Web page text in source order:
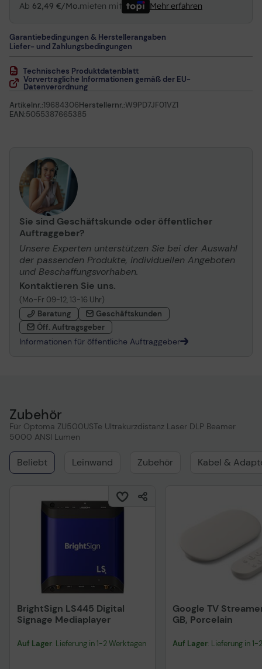
Ab 62,49 €/Mo.mieten mit Mehr erfahren
Garantiebedingungen & Herstellerangaben
Liefer- und Zahlungsbedingungen
Technisches Produktdatenblatt
Vorvertragliche Informationen gemäß der EU-
Datenverordnung
Artikelnr.:19684306Herstellernr.:W9PD7JF01VZ1
EAN:5055387665385
Sie sind Geschäftskunde oder öffentlicher
Auftraggeber?
Unsere Experten unterstützen Sie bei der Auswahl
der passenden Produkte, individuellen Angeboten
und Beschaffungsvorhaben.
Kontaktieren Sie uns.
(Mo-Fr 09-12, 13-16 Uhr)
Beratung
Geschäftskunden
Öff. Auftragsgeber
Informationen für öffentliche Auftraggeber
Zubehör
Für Optoma ZU500USTe Ultrakurzdistanz Laser DLP Beamer
5000 ANSI Lumen
Beliebt Leinwand Zubehör Kabel &
BrightSign LS445 Digital
Signage Mediaplayer
Auf Lager: Lieferung in 1-2 Werktagen
Google TV
GB, Porcelain
Auf Lager: Lieferung in